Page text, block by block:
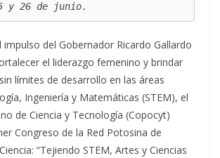
y 26 de junio.
del Gobernador Ricardo Gallardo
el liderazgo femenino y brindar
límites de desarrollo en las áreas
Ingeniería y Matemáticas (STEM), el
de Ciencia y Tecnología (Copocyt)
Congreso de la Red Potosina de
“Tejiendo STEM, Artes y Ciencias